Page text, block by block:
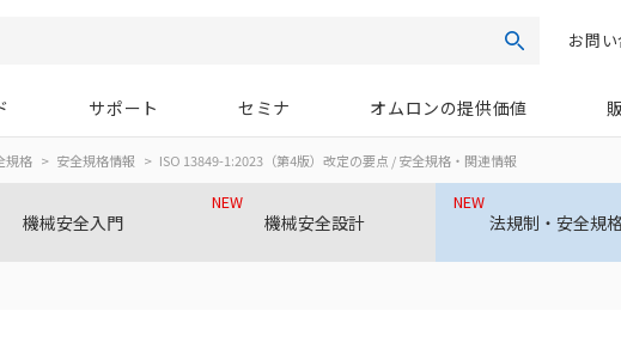
検索お問
サポート セミナ オムロンの提供価値
規格 安全規格情報 ISO 13849-1:2023（第4版）改定の要点 / 安全規格・関連情報
機械安全入門
NEW
機械安全設計
NEW
法規制・安全規